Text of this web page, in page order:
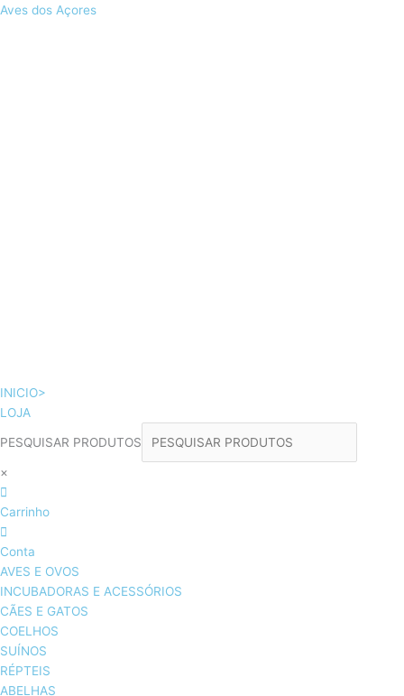
Skip
Aves dos Açores
INICIO>
LOJA
PESQUISAR PRODUTOS
×
Carrinho
Conta
AVES E OVOS
INCUBADORAS E ACESSÓRIOS
CÃES E GATOS
COELHOS
SUÍNOS
RÉPTEIS
ABELHAS